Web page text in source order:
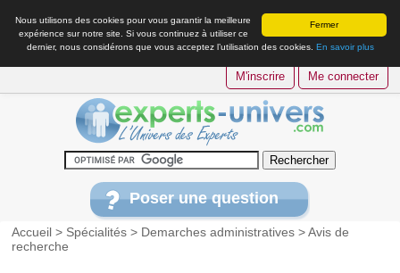
Fermer
Nous utilisons des cookies pour vous garantir la meilleure
expérience sur notre site. Si vous continuez à utiliser ce
dernier, nous considérons que vous acceptez l’utilisation des cookies. En savoir plus
M'inscrire Me connecter
Poser une question
Accueil > Spécialités > Demarches administratives >Avis de
recherche